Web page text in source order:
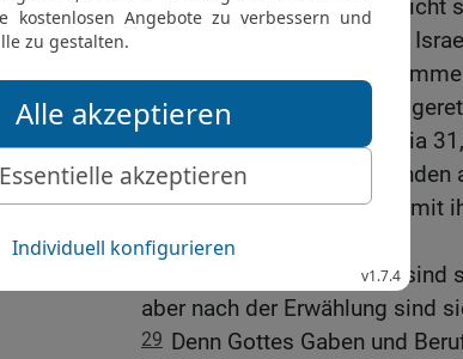
verhehlen, damit ihr euch nicht
Verstockung ist einem Teil
Zahl der Heiden
26 Und so wird ganz Israel
steht (Jesaja 59,20; Jeremia
der Erlöser; der wird
27 Und dies ist mein Bund mit
wegnehmen werde.«
Nach dem Evangelium
aber nach der Erwählung sind
29 Denn Gottes Gaben und